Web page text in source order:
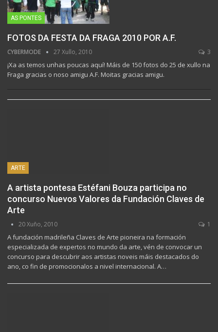
AS PONTES
FOTOS DA FESTA DA FRAGA 2010 POR A.F.
CYBERMODE 27 Xullo, 2010 3
¡Xa as temos unhas poucas aquí! Máis de 150 fotos do 25 de xullo na
Fraga gracias o noso amigu A.F. Moitas gracias amigu.
ARTE
A artista pontesa Estéfani Bouza participa no
concurso Nuevos Valores da Fundación Claves de
Arte
20 Xuño, 2010 1
A fundación madrileña Claves de Arte pioneira na formación
especializada de expertos no mundo da arte, vén de convocar un
concurso para descubrir aos artistas noveis máis destacados do
ano, co fin de promocionalos a nivel internacional. A…